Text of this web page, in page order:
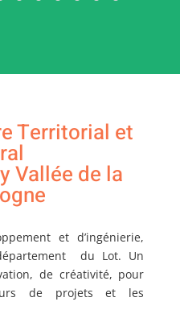
Territorial et
Vallée de la
et d’ingénierie,
du Lot. Un
de créativité, pour
de projets et les